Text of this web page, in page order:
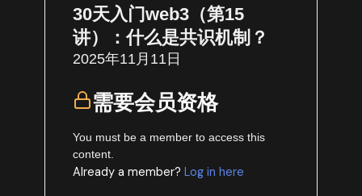
30天入门web3（第15
讲）：什么是共识机制？
2025年11月11日
需要会员资格
You must be a member to access this
content.
Already a member?Log in here